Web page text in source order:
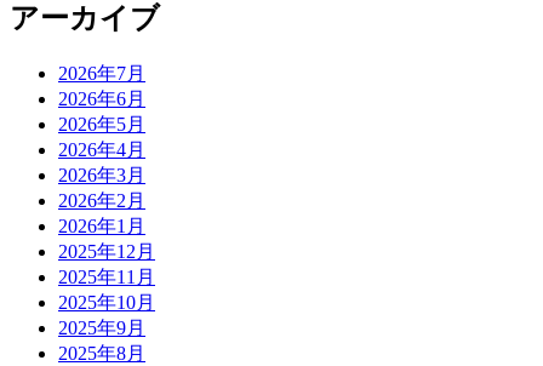
アーカイブ
2026年7月
2026年6月
2026年5月
2026年4月
2026年3月
2026年2月
2026年1月
2025年12月
2025年11月
2025年10月
2025年9月
2025年8月